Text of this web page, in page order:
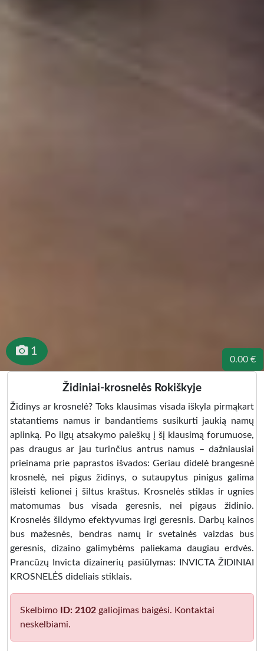
0.00 €
1
Židiniai-krosnelės Rokiškyje
Židinys ar krosnelė? Toks klausimas visada iškyla pirmąkart
statantiems namus ir bandantiems susikurti jaukią namų
aplinką. Po ilgų atsakymo paieškų į šį klausimą forumuose,
pas draugus ar jau turinčius antrus namus – dažniausiai
prieinama prie paprastos išvados: Geriau didelė brangesnė
krosnelė, nei pigus židinys, o sutaupytus pinigus galima
išleisti kelionei į šiltus kraštus. Krosnelės stiklas ir ugnies
matomumas bus visada geresnis, nei pigaus židinio.
Krosnelės šildymo efektyvumas irgi geresnis. Darbų kainos
bus mažesnės, bendras namų ir svetainės vaizdas bus
geresnis, dizaino galimybėms paliekama daugiau erdvės.
Prancūzų Invicta dizainerių pasiūlymas: INVICTA ŽIDINIAI
KROSNELĖS dideliais stiklais.
Skelbimo ID: 2102 galiojimas baigėsi. Kontaktai
neskelbiami.